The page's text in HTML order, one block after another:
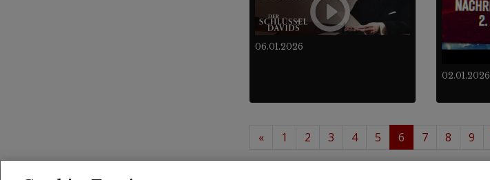
06.01.2026
02.01.2026
« 1 2 3 4 5 6 7 8 9